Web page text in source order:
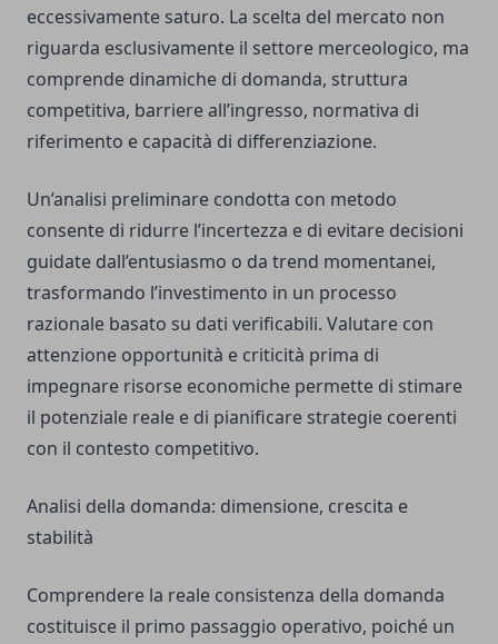
eccessivamente saturo. La scelta del mercato non
riguarda esclusivamente il settore merceologico, ma
comprende dinamiche di domanda, struttura
competitiva, barriere all’ingresso, normativa di
riferimento e capacità di differenziazione.
Un’analisi preliminare condotta con metodo
consente di ridurre l’incertezza e di evitare decisioni
guidate dall’entusiasmo o da trend momentanei,
trasformando l’investimento in un processo
razionale basato su dati verificabili. Valutare con
attenzione opportunità e criticità prima di
impegnare risorse economiche permette di stimare
il potenziale reale e di pianificare strategie coerenti
con il contesto competitivo.
Analisi della domanda: dimensione, crescita e
stabilità
Comprendere la reale consistenza della domanda
costituisce il primo passaggio operativo, poiché un